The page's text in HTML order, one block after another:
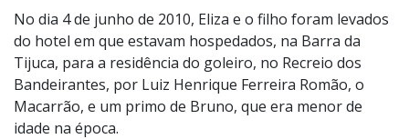
No dia 4 de junho de 2010, Eliza e o filho foram levados
do hotel em que estavam hospedados, na Barra da
Tijuca, para a residência do goleiro, no Recreio dos
Bandeirantes, por Luiz Henrique Ferreira Romão, o
Macarrão, e um primo de Bruno, que era menor de
idade na época.